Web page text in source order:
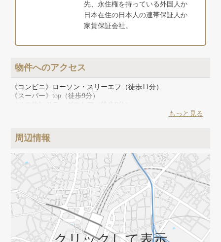
先、永住権を持っている外国人か
日本在住の日本人の連帯保証人か
家賃保証会社。
物件へのアクセス
《コンビニ》ローソン・スリーエフ（徒歩11分）
《スーパー》top（徒歩9分）
もっと見る
周辺情報